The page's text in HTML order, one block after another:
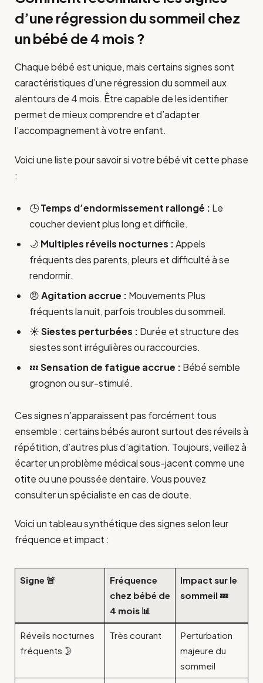
d’une régression du sommeil chez
un bébé de 4 mois ?
Chaque bébé est unique, mais certains signes sont
caractéristiques d’une régression du sommeil aux
alentours de 4 mois. Être capable de les identifier
permet de mieux comprendre et d’adapter
l’accompagnement à votre enfant.
Voici une liste pour savoir si votre bébé vit cette phase
:
🕒Temps d’endormissement rallongé : Le
coucher devient plus long et difficile.
🌙 Multiples réveils nocturnes :Appels
fréquents des parents, pleurs et difficulté à se
rendormir.
😠Agitation accrue : Mouvements Plus
fréquents la nuit, parfois troubles du sommeil.
☀️Siestes perturbées : Durée et structure des
siestes sont irrégulières ou raccourcies.
💤Sensation de fatigue accrue : Bébé semble
grognon ou sur-stimulé.
Ces signes n’apparaissent pas forcément tous
ensemble : certains bébés auront surtout des réveils à
répétition, d’autres plus d’agitation. Toujours, veillez à
écarter un problème médical sous-jacent comme une
otite ou une poussée dentaire. Vous pouvez
consulter un spécialiste en cas de doute.
Voici un tableau synthétique des signes selon leur
fréquence et impact :
Signe 🚨
Fréquence
chez bébé de
4 mois 📊
Impact sur le
sommeil 💤
Réveils nocturnes
fréquents 🌛
Très courant
Perturbation
majeure du
sommeil